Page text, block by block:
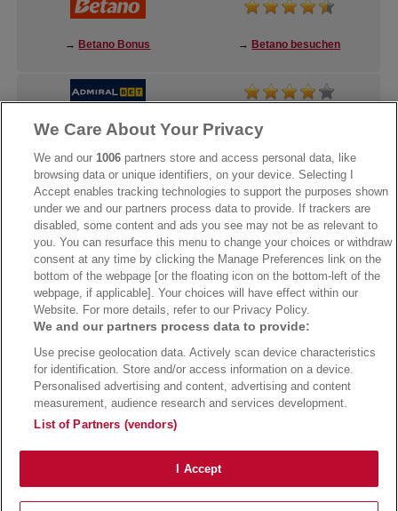
→ Betano Bonus → Betano besuchen
→AdmiralBet Bonus →AdmiralBet besuchen
→Bwin Bonus →Bwin besuchen
Alle Anbieter auf dieser Webseite sind offiziell in Deutschland
Bundesligatrend Fussball Bundesliga Tipps
Verantwortung!
We Care About Your Privacy
We and our1006 partners store and access personal data, like
browsing data or unique identifiers, on your device. Selecting I
Accept enables tracking technologies to support the purposes shown
under we and our partners process data to provide. If trackers are
disabled, some content and ads you see may not be as relevant to
you. You can resurface this menu to change your choices or withdraw
consent at any time by clicking the Manage Preferences link on the
bottom of the webpage [or the floating icon on the bottom-left of the
webpage, if applicable]. Your choices will have effect within our
Website. For more details, refer to our Privacy Policy.
We and our partners process data to provide:
Use precise geolocation data. Actively scan device characteristics
for identification. Store and/or access information on a device.
Personalised advertising and content, advertising and content
measurement, audience research and services development.
List of Partners (vendors)
I Accept